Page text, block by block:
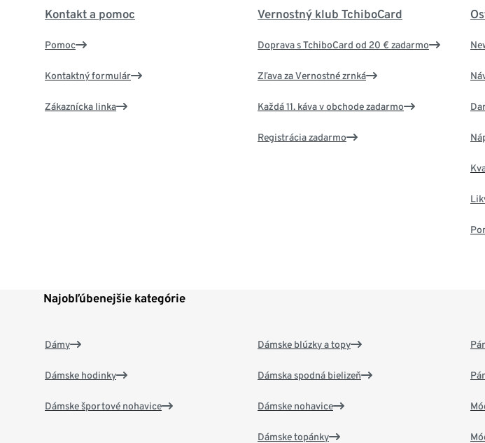
Kontakt a pomoc
Pomoc
Kontaktný formulár
Zákaznícka linka
Vernostný klub TchiboCard
Doprava s TchiboCard od 20 € zadarmo
Zľava za Vernostné zrnká
Každá 11. káva v obchode zadarmo
Registrácia zadarmo
Najobľúbenejšie kategórie
Dámy
Dámske hodinky
Dámske športové nohavice
Dámske blúzky a topy
Dámska spodná bielizeň
Dámske nohavice
Dámske topánky